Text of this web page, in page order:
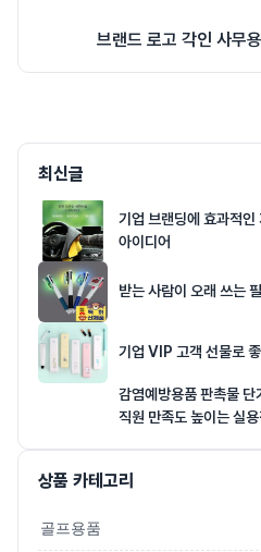
브랜드 로고 각인 사무
최신글
기업 브랜딩에 효과적
아이디어
받는 사람이 오래 쓰는
기업 VIP 고객 선물로
감염예방용품 판촉물
직원 만족도 높이는 실
상품 카테고리
골프용품